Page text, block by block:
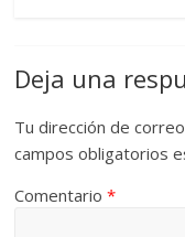
Deja una
Tu dirección de
campos obligatorios
Comentario*